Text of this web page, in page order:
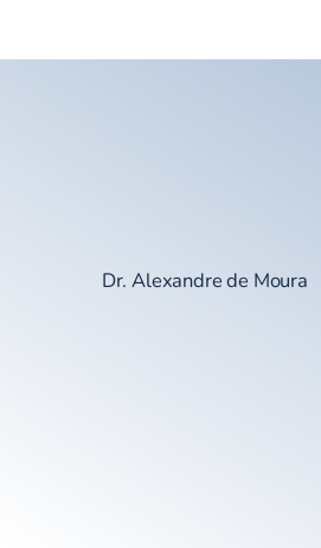
Dr. Alexandre de Moura